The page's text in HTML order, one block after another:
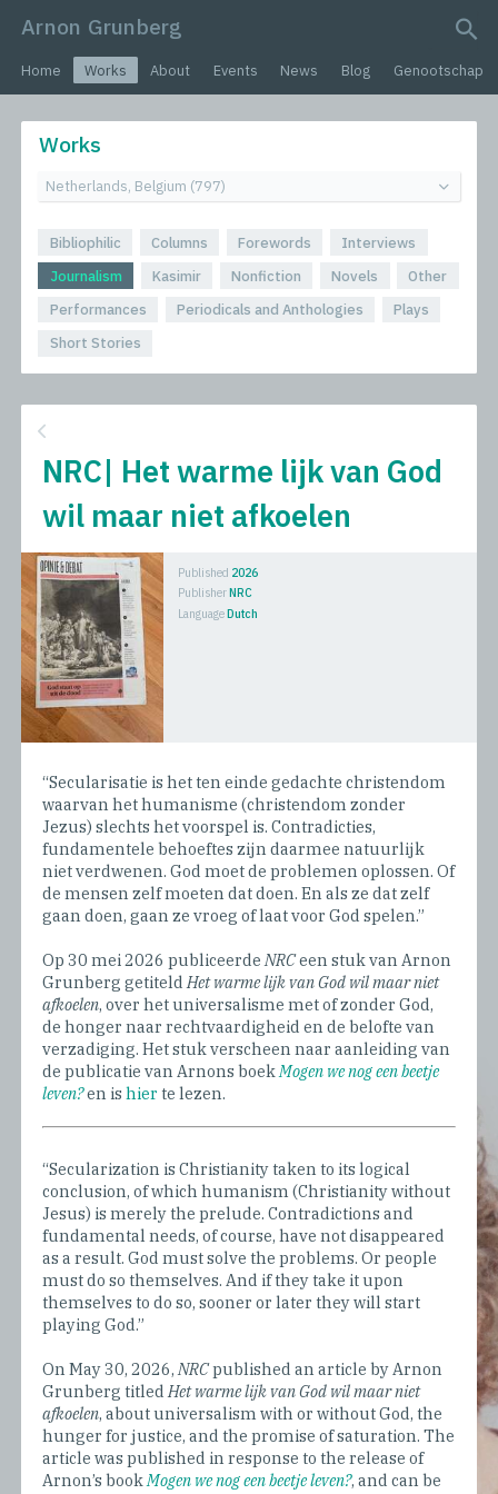
Arnon Grunberg
Home Works About Events News Blog Genootschap
Works
Bibliophilic Columns Forewords
Interviews
Journalism
Kasimir Nonfiction Novels
Other
Performances
Periodicals and Anthologies
Plays
Short Stories
NRC| Het warme lijk van God
wil maar niet afkoelen
Published 2026
PublisherNRC
LanguageDutch
“Secularisatie is het ten einde gedachte christendom
waarvan het humanisme (christendom zonder
Jezus) slechts het voorspel is. Contradicties,
fundamentele behoeftes zijn daarmee natuurlijk
niet verdwenen. God moet de problemen oplossen. Of
de mensen zelf moeten dat doen. En als ze dat zelf
gaan doen, gaan ze vroeg of laat voor God spelen.”
Op 30 mei 2026 publiceerde NRCeen stuk van Arnon
Grunberg getiteld Het warme lijk van God wil maar niet
afkoelen, over het universalisme met of zonder God,
de honger naar rechtvaardigheid en de belofte van
verzadiging. Het stuk verscheen naar aanleiding van
de publicatie van Arnons boek Mogen we nog een beetje
leven?en ishier te lezen.
“Secularization is Christianity taken to its logical
conclusion, of which humanism (Christianity without
Jesus) is merely the prelude. Contradictions and
fundamental needs, of course, have not disappeared
as a result. God must solve the problems. Or people
must do so themselves. And if they take it upon
themselves to do so, sooner or later they will start
playing God.”
On May 30, 2026,NRCpublished an article by Arnon
Grunberg titledHet warme lijk van God wil maar niet
afkoelen, about universalism with or without God, the
hunger for justice, and the promise of saturation. The
article was published in response to the release of
Arnon’s bookMogen we nog een beetje leven?, and can be